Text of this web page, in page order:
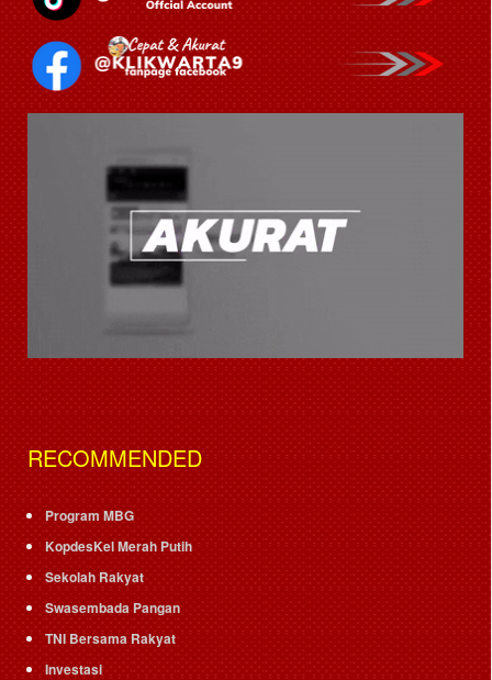
RECOMMENDED
Program MBG
KopdesKel Merah Putih
Sekolah Rakyat
Swasembada Pangan
TNI Bersama Rakyat
Investasi